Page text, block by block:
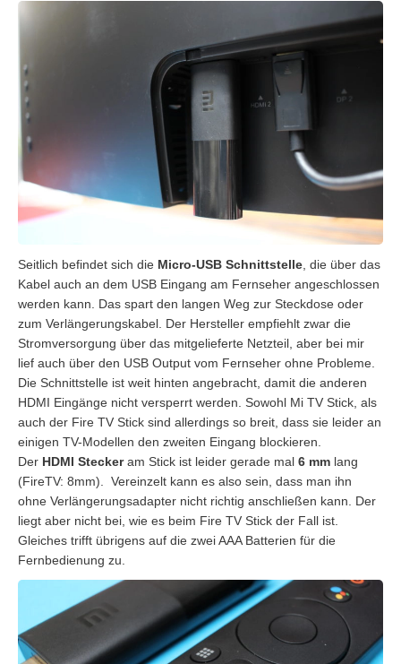
Seitlich befindet sich die Micro-USB Schnittstelle, die über das
Kabel auch an dem USB Eingang am Fernseher angeschlossen
werden kann. Das spart den langen Weg zur Steckdose oder
zum Verlängerungskabel. Der Hersteller empfiehlt zwar die
Stromversorgung über das mitgelieferte Netzteil, aber bei mir
lief auch über den USB Output vom Fernseher ohne Probleme.
Die Schnittstelle ist weit hinten angebracht, damit die anderen
HDMI Eingänge nicht versperrt werden. Sowohl Mi TV Stick, als
auch der Fire TV Stick sind allerdings so breit, dass sie leider an
einigen TV-Modellen den zweiten Eingang blockieren.
Der HDMI Steckeram Stick ist leider gerade mal 6 mm lang
(FireTV: 8mm). Vereinzelt kann es also sein, dass man ihn
ohne Verlängerungsadapter nicht richtig anschließen kann. Der
liegt aber nicht bei, wie es beim Fire TV Stick der Fall ist.
Gleiches trifft übrigens auf die zwei AAA Batterien für die
Fernbedienung zu.